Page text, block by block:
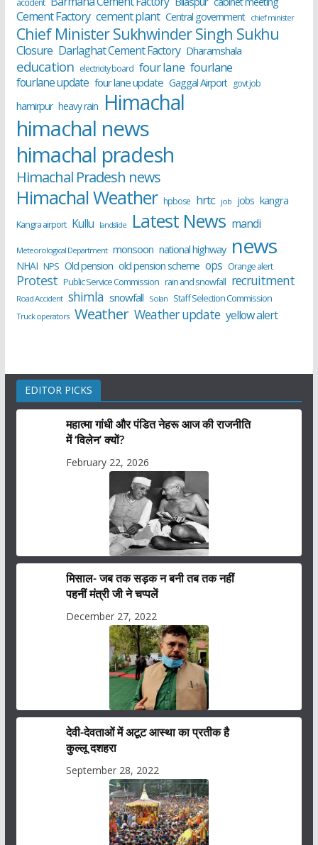
accident
Cement Factory cement plant Central government chief minister
Chief Minister Sukhwinder Singh Sukhu
Closure Darlaghat Cement Factory Dharamshala
education electricity board four lane fourlane
fourlane update four lane update Gaggal Airport govt job
hamirpur heavy rain Himachal
himachal news
himachal pradesh
Himachal Pradesh news
Himachal Weather hpbose hrtc job jobs kangra
Kangra airport Kullu landslide Latest News mandi
Meteorological Department monsoon national highway news
NHAI NPS Old pension old pension scheme ops Orange alert
Protest Public Service Commission rain and snowfall recruitment
Road Accident shimla snowfall Solan Staff Selection Commission
Truck operators Weather Weather update yellow alert
EDITOR PICKS
महात्मा गांधी और पंडित नेहरू आज की राजनीति
में ‘विलेन’ क्यों?
February 22, 2026
मिसाल- जब तक सड़क न बनी तब तक नहीं
पहनीं मंत्री जी ने चप्पलें
December 27, 2022
देवी-देवताओं में अटूट आस्था का प्रतीक है
कुल्लू दशहरा
September 28, 2022